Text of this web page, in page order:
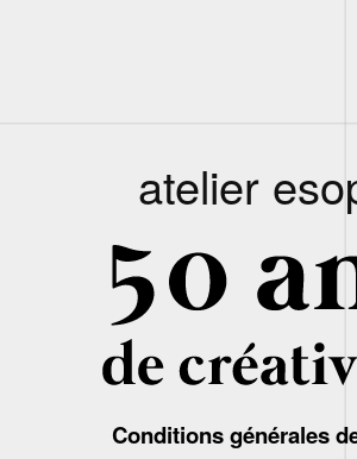
atelier
Conditions générales